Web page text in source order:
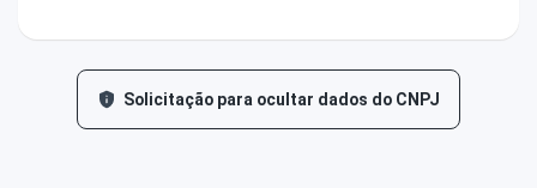
Solicitação para ocultar dados do CNPJ